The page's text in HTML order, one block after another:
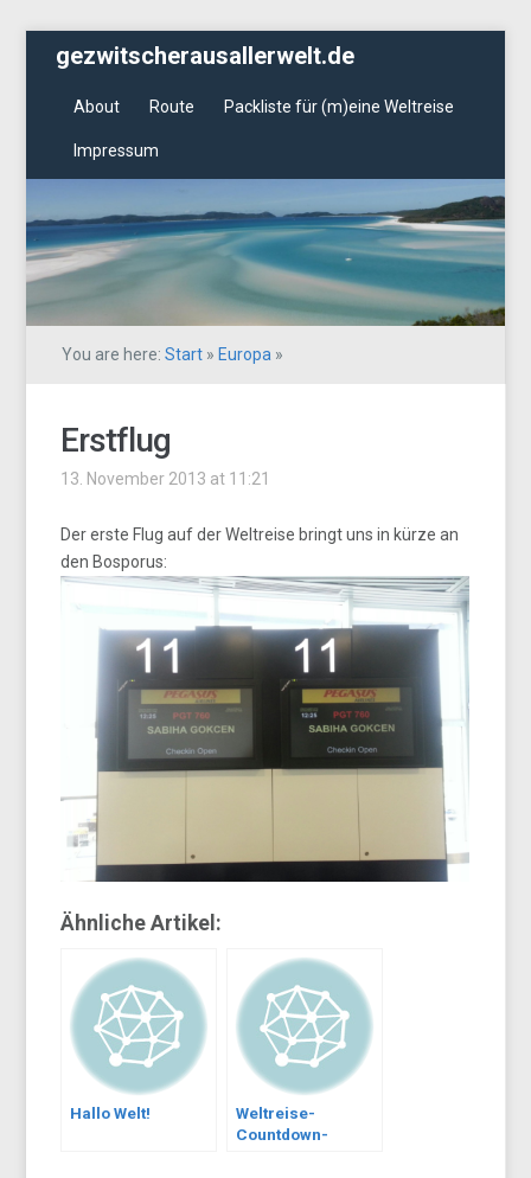
gezwitscherausallerwelt.de
About Route Packliste für (m)eine Weltreise
Impressum
You are here:Start » Europa »
Erstflug
13. November 2013 at 11:21
Der erste Flug auf der Weltreise bringt uns in kürze an
den Bosporus:
Ähnliche Artikel:
Hallo Welt!
Weltreise-
Countdown-